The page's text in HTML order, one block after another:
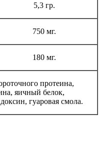
5,3 гр.
750 мг.
180 мг.
протеина,
яичный белок,
гуаровая смола.